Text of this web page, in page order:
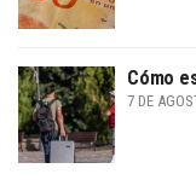
Cómo
7 DE